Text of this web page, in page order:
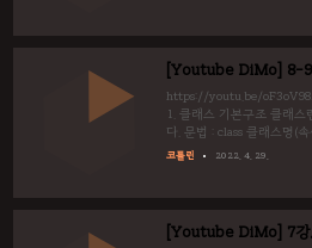
var age : Int, var type :
/ $age / $type")}..
[Youtube DiMo] 8-9
https://youtu.be/
1. 클래스 기본구조 클래스
다. 문법 : class 클래스명(
조연산자(마침표:.)를 이용
${name}입니다.") } } 안녕
코틀린 2022. 4. 29.
[Youtube DiMo] 7강